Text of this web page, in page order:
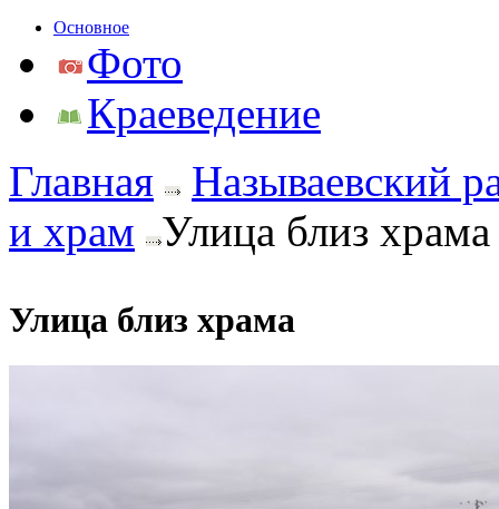
Основное
Фото
Краеведение
Главная
Называевский
и храм
Улица близ храма
Улица близ храма